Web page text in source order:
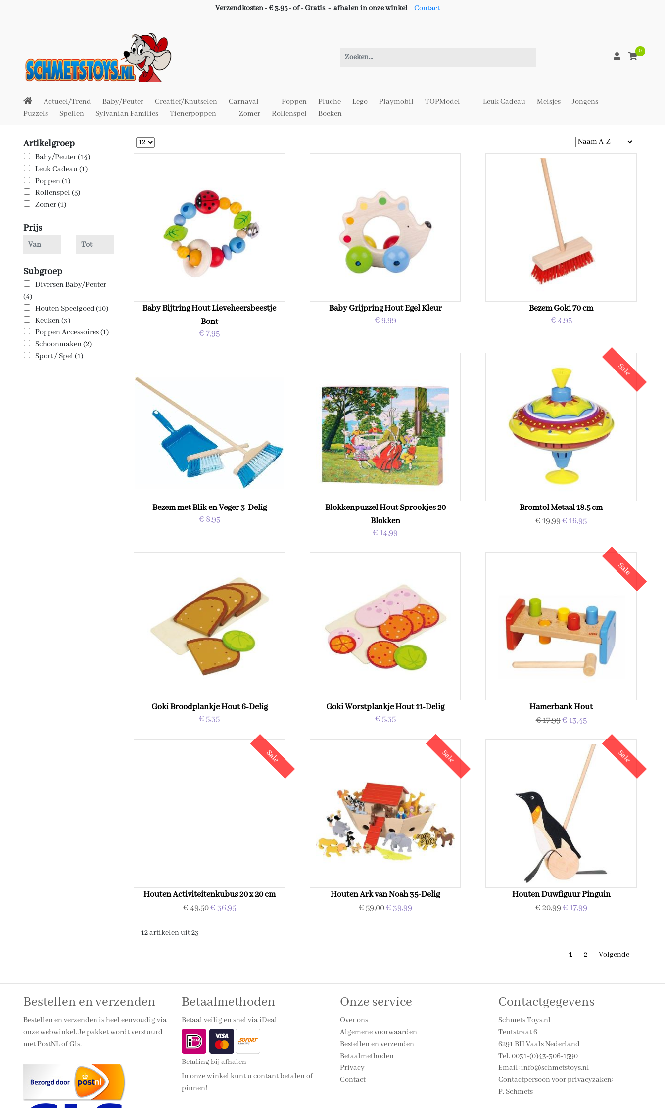
Verzendkosten - € 3.95-of-Gratis - afhalen in onze winkel Contact
0
Actueel/Trend Baby/Peuter Creatief/Knutselen Carnaval Poppen Pluche Lego Playmobil TOPModel Leuk Cadeau Meisjes
Jongens
Puzzels
Spellen Sylvanian Families Tienerpoppen Zomer Rollenspel Boeken
Artikelgroep
Baby/Peuter (14)
Leuk Cadeau (1)
Poppen (1)
Rollenspel (5)
Zomer (1)
Prijs
Subgroep
Diversen Baby/Peuter
(4)
Houten Speelgoed (10)
Keuken (3)
Poppen Accessoires (1)
Schoonmaken (2)
Sport / Spel (1)
Baby Bijtring Hout Lieveheersbeestje
Bont
€ 7,95
Baby Grijpring Hout Egel Kleur
€ 9,99
Bezem Goki 70 cm
€ 4,95
Bezem met Blik en Veger 3-Delig
€ 8,95
Blokkenpuzzel Hout Sprookjes 20
Blokken
€ 14,99
Sale
Bromtol Metaal 18.5 cm
€ 19,99€ 16,95
Goki Broodplankje Hout 6-Delig
€ 5,35
Goki Worstplankje Hout 11-Delig
€ 5,35
Sale
Hamerbank Hout
€ 17,99€ 13,45
Sale
Houten Activiteitenkubus 20 x 20 cm
€ 49,50€ 36,95
Sale
Houten Ark van Noah 35-Delig
€ 59,00€ 39,99
Sale
Houten Duwfiguur Pinguin
€ 20,99€ 17,99
12 artikelen uit 23
1 2 Volgende
Bestellen en verzenden
Bestellen en verzenden is heel eenvoudig via
onze webwinkel. Je pakket wordt verstuurd
met PostNL of Gls.
Betaalmethoden
Betaal veilig en snel via iDeal
Betaling bij afhalen
In onze winkel kunt u contant betalen of
pinnen!
Onze service
Over ons
Algemene voorwaarden
Bestellen en verzenden
Betaalmethoden
Privacy
Contact
Contactgegevens
Schmets Toys.nl
Tentstraat 6
6291 BH Vaals Nederland
Tel. 0031-(0)43-306-1590
Email: info@schmetstoys.nl
Contactpersoon voor privacyzaken:
P. Schmets